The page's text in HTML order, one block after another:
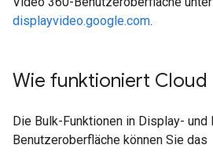
displayvideo.google.com.
Wie funktioniert Cloud
Die Bulk-Funktionen in Display-
Benutzeroberfläche können Sie das